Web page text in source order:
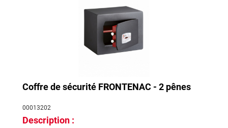
Coffre de sécurité FRONTENAC - 2 pênes
00013202
Description :